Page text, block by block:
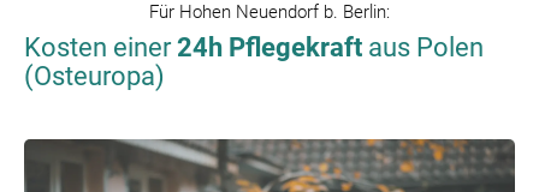
Für Hohen Neuendorf b. Berlin:
Kosten einer24h Pflegekraft aus Polen
(Osteuropa)